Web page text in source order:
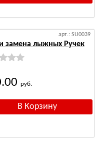
арт.: SU0039
замена лыжных Ручек
руб.